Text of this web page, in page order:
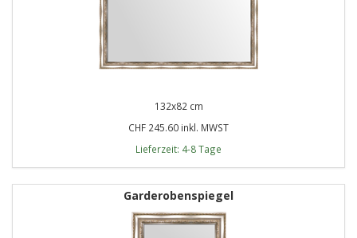
132x82 cm
CHF 245.60 inkl. MWST
Lieferzeit: 4-8 Tage
Garderobenspiegel